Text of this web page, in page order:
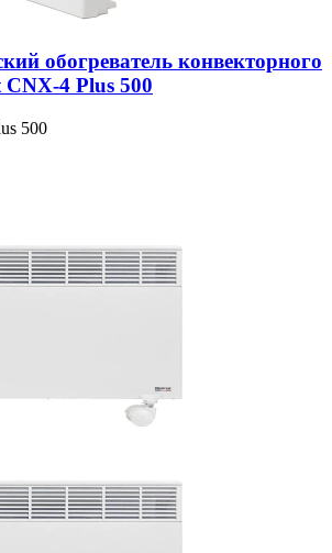
обогреватель конвекторного
4 Plus 500
500